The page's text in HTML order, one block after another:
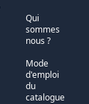
Qui
sommes
nous ?
Mode
d'emploi
du
catalogue